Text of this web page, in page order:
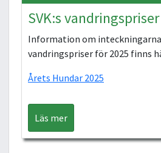
SVK:s
Information om inteckningarna
vandringspriser för 2025 finns
Årets Hundar 2025
Läs mer